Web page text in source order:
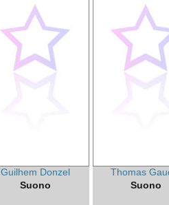
Guilhem Donzel
Suono
Thomas
Suono